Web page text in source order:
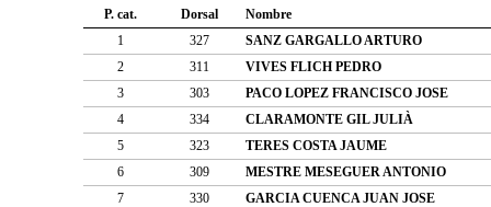
P. cat. Dorsal
Nombre
1
327
SANZ GARGALLO ARTURO
2
311
VIVES FLICH PEDRO
3
303
PACO LOPEZ FRANCISCO JOSE
4
334
CLARAMONTE GIL JULIÀ
5
323
TERES COSTA JAUME
6
309
MESTRE MESEGUER ANTONIO
7
330
GARCIA CUENCA JUAN JOSE